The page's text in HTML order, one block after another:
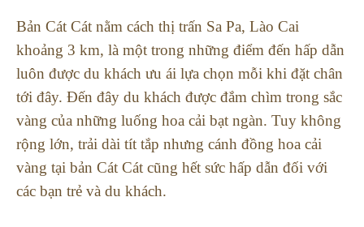
Bản Cát Cát nằm cách thị trấn Sa Pa, Lào Cai
khoảng 3 km, là một trong những điểm đến hấp dẫn
luôn được du khách ưu ái lựa chọn mỗi khi đặt chân
tới đây. Đến đây du khách được đắm chìm trong sắc
vàng của những luống hoa cải bạt ngàn. Tuy không
rộng lớn, trải dài tít tắp nhưng cánh đồng hoa cải
vàng tại bản Cát Cát cũng hết sức hấp dẫn đối với
các bạn trẻ và du khách.